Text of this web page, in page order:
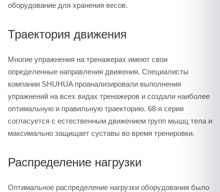
оборудование для хранения весов.
Траектория движения
Многие упражнения на тренажерах имеют свои
определенные направления движения. Специалисты
компании SHUHUA проанализировали выполнения
упражнений на всех видах тренажеров и создали наиболее
оптимальную и правильную траекторию. 68-я серия
согласуется с естественным движением групп мышц тела и
максимально защищает суставы во время тренировки.
Распределение нагрузки
Оптимальное распределение нагрузки оборудования было